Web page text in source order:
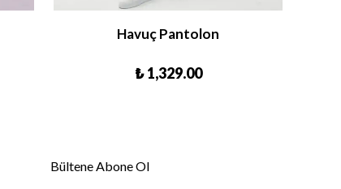
Havuç Pantolon
₺ 1,329.00
Bültene Abone Ol